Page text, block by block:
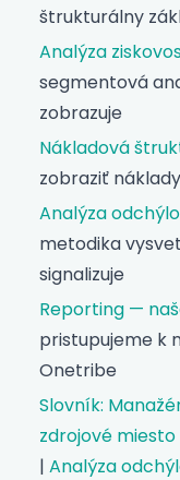
štrukturálny
Analýza
segmentová
zobrazuje
Nákladová
zobraziť
Analýza
metodika
signalizuje
Reporting —
pristupujeme k
Onetribe
Slovník:
zdrojové
| Analýza